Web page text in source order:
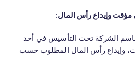
وإيداع رأس المال:
الشركة تحت التأسيس في أحد
وإيداع رأس المال المطلوب حسب